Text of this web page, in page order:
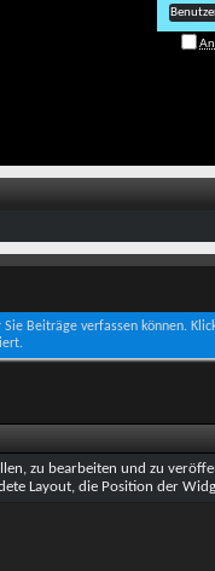
Sie Beiträge verfassen können.
zu bearbeiten und zu
Layout, die Position der